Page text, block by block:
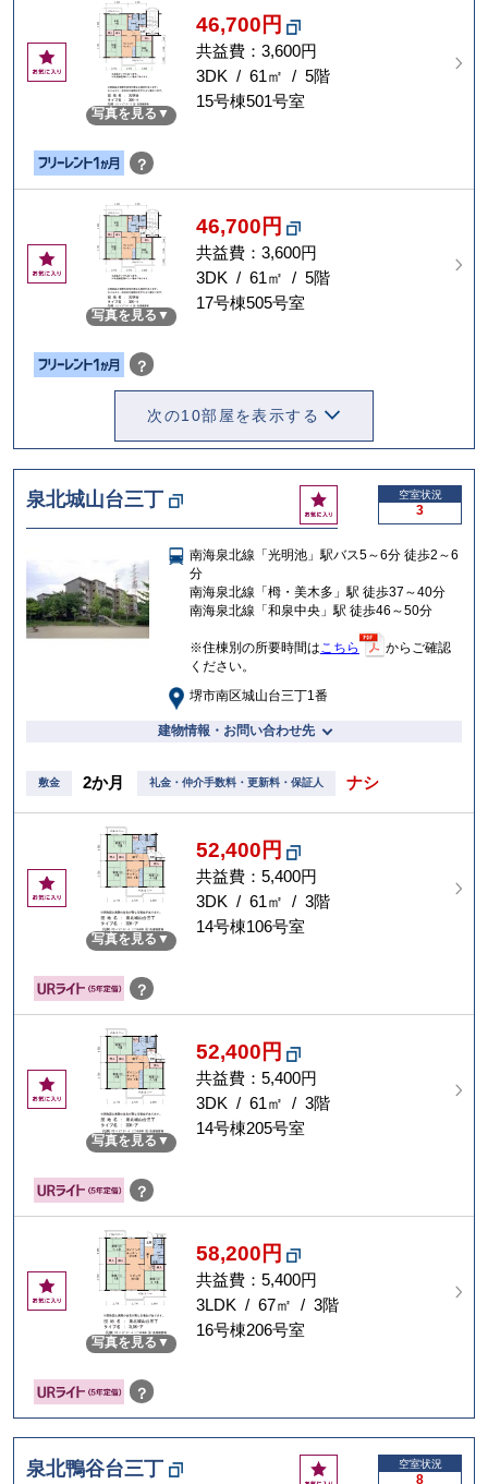
お
気
写真を見る
46,700円
共益費：3,600円
3DK / 61㎡ / 5階
15号棟501号室
？
お
気
写真を見る
46,700円
共益費：3,600円
3DK / 61㎡ / 5階
17号棟505号室
？
次の10部屋を表示する
泉北城山台三丁
お
気
入
空室状況
3
南海泉北線「光明池」駅バス5～6分 徒歩2～6
分
南海泉北線「栂・美木多」駅 徒歩37～40分
南海泉北線「和泉中央」駅 徒歩46～50分
※住棟別の所要時間はこちら
からご確認
ください。
堺市南区城山台三丁1番
建物情報・お問い合わせ先
敷金 2か月 礼金・仲介手数料・更新料・保証人 ナシ
お
気
写真を見る
52,400円
共益費：5,400円
3DK / 61㎡ / 3階
14号棟106号室
？
お
気
写真を見る
52,400円
共益費：5,400円
3DK / 61㎡ / 3階
14号棟205号室
？
お
気
写真を見る
58,200円
共益費：5,400円
3LDK / 67㎡ / 3階
16号棟206号室
？
泉北鴨谷台三丁
お
空室状況
8